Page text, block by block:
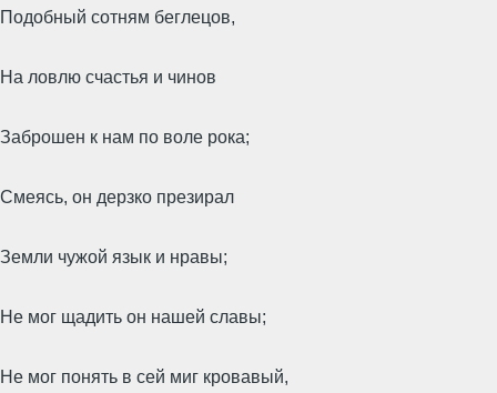
Подобный сотням беглецов,
На ловлю счастья и чинов
Заброшен к нам по воле рока;
Смеясь, он дерзко презирал
Земли чужой язык и нравы;
Не мог щадить он нашей славы;
Не мог понять в сей миг кровавый,